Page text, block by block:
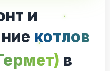
и
котлов
в